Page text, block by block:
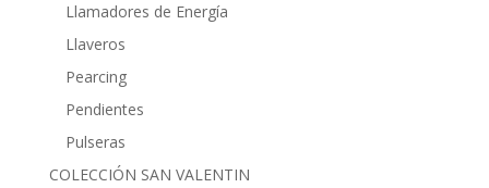
Llamadores de Energía
Llaveros
Pearcing
Pendientes
Pulseras
COLECCIÓN SAN VALENTIN